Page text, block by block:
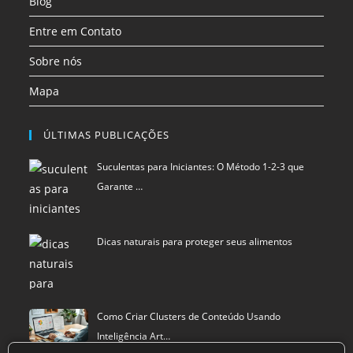
Entre em Contato
Sobre nós
Mapa
ÚLTIMAS PUBLICAÇÕES
Suculentas para Iniciantes: O Método 1-2-3 que
Garante …
Dicas naturais para proteger seus alimentos
Como Criar Clusters de Conteúdo Usando
Inteligência Art…